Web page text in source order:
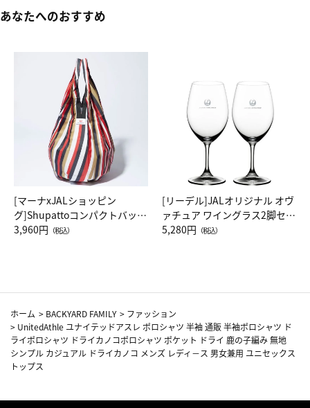
あなたへのおすすめ
[マーナxJALショッピン
グ]Shupattoコンパクトバッグ
Drop JAL客室乗務員（LC）ス
3,960円 （税込）
[リーデル]JALオリジナル オヴ
ァチュア ワイングラス2脚セッ
ト（レッドワイン）
5,280円 （税込）
ホーム > BACKYARD FAMILY > ファッション
> UnitedAthle ユナイテッドアスレ ポロシャツ 半袖 通販 半袖ポロシャツ ド
ライポロシャツ ドライカノコポロシャツ ポケット ドライ 鹿の子編み 無地
シンプル カジュアル ドライカノコ メンズ レディ－ス 男女兼用 ユニセックス
トップス